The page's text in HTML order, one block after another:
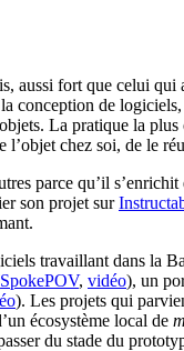
aussi fort que celui
conception de
La pratique la
chez soi, de le
parce qu’il
son projet sur
travaillant dans la
SpokePOV, vidéo), un
). Les projets qui
écosystème local de
du stade du